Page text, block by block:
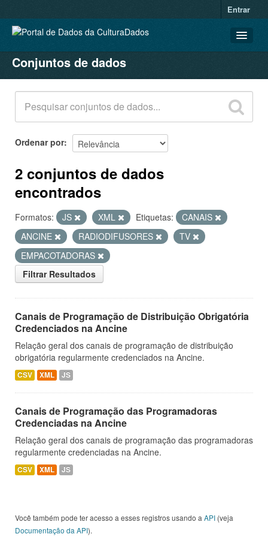
Entrar
CONJUNTOS DE DADOS
ORGANIZAÇÕES
GRUPOS
SOBRE
Conjuntos de dados
Ordenar por
2 conjuntos de dados
encontrados
Formatos: JS XML Etiquetas:
CANAIS
ANCINE
RADIODIFUSORES
TV
EMPACOTADORAS
Filtrar Resultados
Canais de Programação de Distribuição Obrigatória
Credenciados na Ancine
Relação geral dos canais de programação de distribuição
obrigatória regularmente credenciados na Ancine.
CSV XML JS
Canais de Programação das Programadoras
Credenciadas na Ancine
Relação geral dos canais de programação das programadoras
regularmente credenciadas na Ancine.
CSV XML JS
Você também pode ter acesso a esses registros usando a API (veja
Documentação da API).